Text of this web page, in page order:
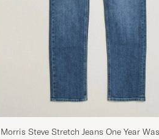
Godt produkt og
MIKAEL H
En present till en
önskad,
KARIN O
Morris Steve Stretch Jeans One Year